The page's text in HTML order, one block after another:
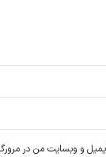
و وبسایت من در